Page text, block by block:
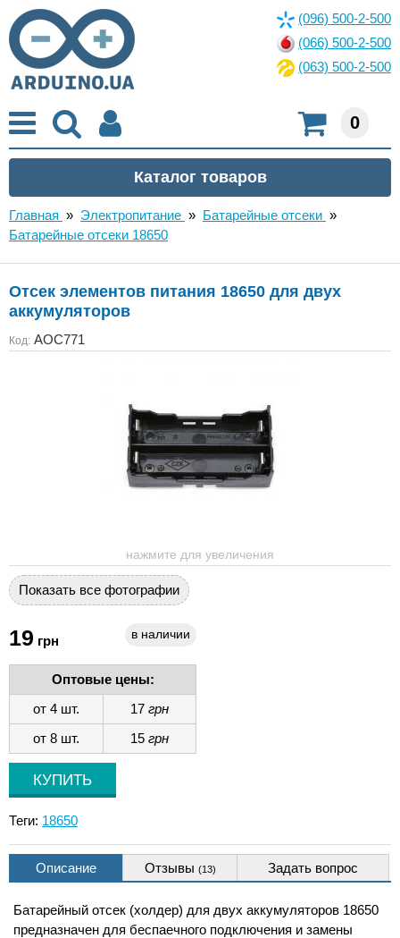
(096) 500-2-500
(066) 500-2-500
(063) 500-2-500
0
Главная » Электропитание » Батарейные отсеки »
Батарейные отсеки 18650
Отсек элементов питания 18650 для двух
аккумуляторов
Код: AOC771
нажмите для увеличения
Показать все фотографии
19 грн в наличии
Оптовые цены:
от 4 шт.
17 грн
от 8 шт.
15 грн
Теги: 18650
Описание Отзывы (13) Задать вопрос
Батарейный отсек (холдер) для двух аккумуляторов 18650
предназначен для беспаечного подключения и замены